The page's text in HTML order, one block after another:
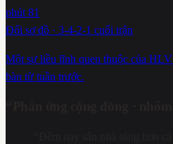
phút 81
Đổi sơ đồ · 3-4-2-1 cuối trận
Một sự liều lĩnh quen thuộc của
bàn từ tuần trước.